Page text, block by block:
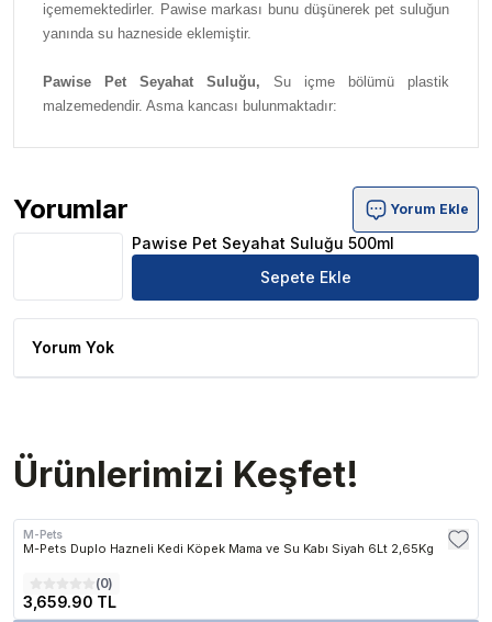
içememektedirler. Pawise markası bunu düşünerek pet suluğun
yanında su hazneside eklemiştir.
Pawise Pet Seyahat Suluğu, Su içme bölümü plastik
malzemedendir. Asma kancası bulunmaktadır:
Yorumlar
Pawise Pet Seyahat Suluğu 500ml Ürün Yorumları
Yorum Ekle
Pawise Pet Seyahat Suluğu 500ml
Sepete Ekle
Yorum Yok
Ürünlerimizi Keşfet!
M-Pets
M-Pets Duplo Hazneli Kedi Köpek Mama ve Su Kabı Siyah 6Lt 2,65Kg
(0)
3,659.90 TL